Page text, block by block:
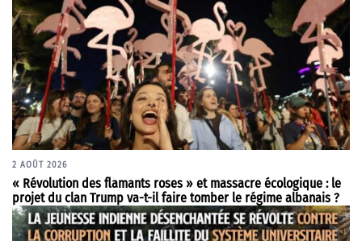
2 AOÛT 2026
« Révolution des flamants roses » et massacre écologique : le
projet du clan Trump va-t-il faire tomber le régime albanais ?